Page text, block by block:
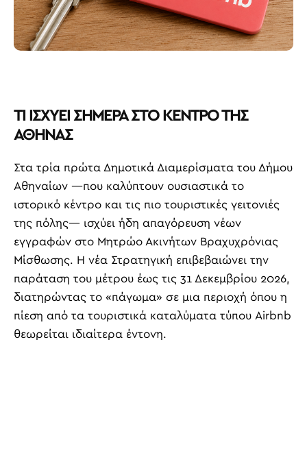
ΤΙ ΙΣΧΥΕΙ ΣΗΜΕΡΑ ΣΤΟ ΚΕΝΤΡΟ ΤΗΣ
ΑΘΗΝΑΣ
Στα τρία πρώτα Δημοτικά Διαμερίσματα του Δήμου
Αθηναίων —που καλύπτουν ουσιαστικά το
ιστορικό κέντρο και τις πιο τουριστικές γειτονιές
της πόλης— ισχύει ήδη απαγόρευση νέων
εγγραφών στο Μητρώο Ακινήτων Βραχυχρόνιας
Μίσθωσης. Η νέα Στρατηγική επιβεβαιώνει την
παράταση του μέτρου έως τις 31 Δεκεμβρίου 2026,
διατηρώντας το «πάγωμα» σε μια περιοχή όπου η
πίεση από τα τουριστικά καταλύματα τύπου Airbnb
θεωρείται ιδιαίτερα έντονη.